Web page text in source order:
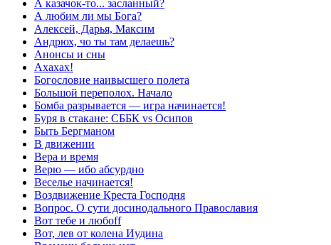
А казачок-то... засланный?
А любим ли мы Бога?
Алексей, Дарья, Максим
Андрюх, чо ты там делаешь?
Анонсы и сны
Ахахах!
Богословие наивысшего полета
Большой переполох. Начало
Бомба разрывается — игра начинается!
Буря в стакане: СББК vs Осипов
Быть Бергманом
В движении
Вера и время
Верю — ибо абсурдно
Веселье начинается!
Воздвижение Креста Господня
Вопрос. О сути досинодального Православия
Вот тебе и любоff
Вот, лев от колена Иудина